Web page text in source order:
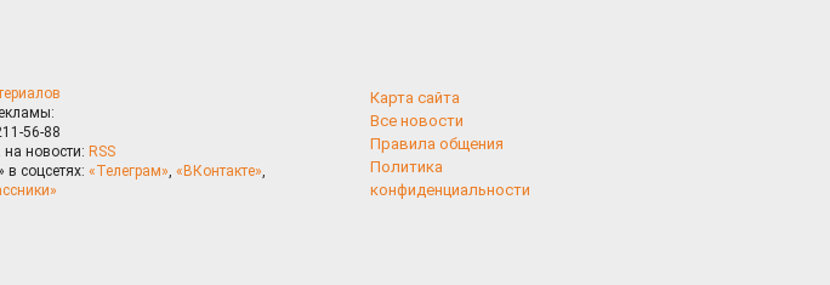
56-88
новости: RSS
в соцсетях: «Телеграм», «ВКонтакте»,
Карта сайта
Все новости
Правила общения
Политика
конфиденциальности
cookies, которые применяются